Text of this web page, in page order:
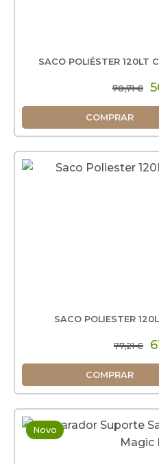
SACO POLIÉSTER 120LT
70,71 €
COMPRAR
SACO POLIESTER
77,21 €
COMPRAR
Novo